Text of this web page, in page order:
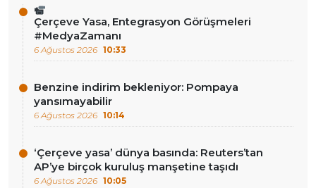
Çerçeve Yasa, Entegrasyon Görüşmeleri
#MedyaZamanı
6 Ağustos 2026 10:33
Benzine indirim bekleniyor: Pompaya
yansımayabilir
6 Ağustos 2026 10:14
‘Çerçeve yasa’ dünya basında: Reuters’tan
AP’ye birçok kuruluş manşetine taşıdı
6 Ağustos 2026 10:05